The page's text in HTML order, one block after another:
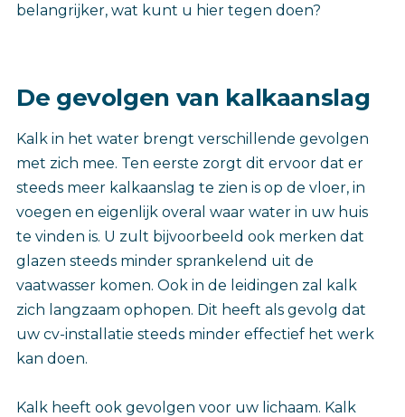
belangrijker, wat kunt u hier tegen doen?
De gevolgen van kalkaanslag
Kalk in het water brengt verschillende gevolgen
met zich mee. Ten eerste zorgt dit ervoor dat er
steeds meer kalkaanslag te zien is op de vloer, in
voegen en eigenlijk overal waar water in uw huis
te vinden is. U zult bijvoorbeeld ook merken dat
glazen steeds minder sprankelend uit de
vaatwasser komen. Ook in de leidingen zal kalk
zich langzaam ophopen. Dit heeft als gevolg dat
uw cv-installatie steeds minder effectief het werk
kan doen.
Kalk heeft ook gevolgen voor uw lichaam. Kalk